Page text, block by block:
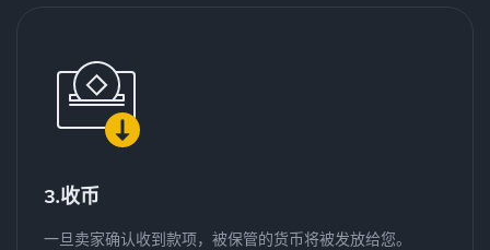
3.收币
一旦卖家确认收到款项，被保管的货币将被发放给您。